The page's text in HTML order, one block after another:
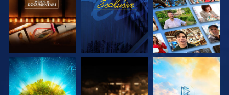
ESPLORA LE
ESPLORA LE
ESPLORA LE